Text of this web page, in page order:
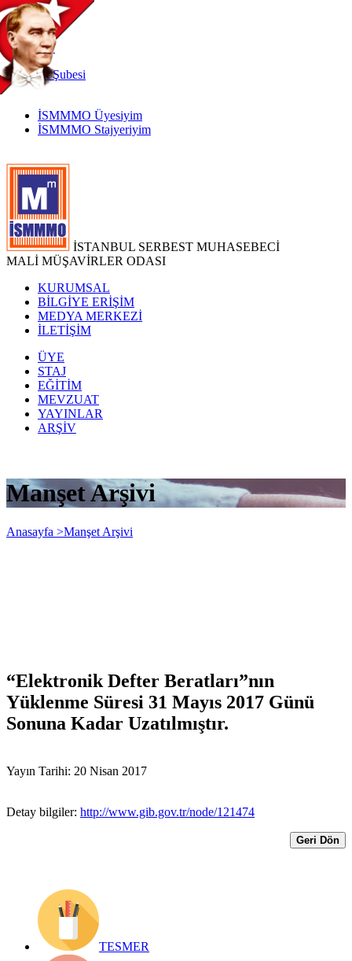
TR
|
EN
İnternetŞubesi
İSMMMO Üyesiyim
İSMMMO Stajyeriyim
İSTANBUL SERBEST MUHASEBECİ
MALİ MÜŞAVİRLER ODASI
KURUMSAL
BİLGİYE ERİŞİM
MEDYA MERKEZİ
İLETİŞİM
ÜYE
STAJ
EĞİTİM
MEVZUAT
YAYINLAR
ARŞİV
Manşet Arşivi
Anasayfa >Manşet Arşivi
“Elektronik Defter Beratları”nın
Yüklenme Süresi 31 Mayıs 2017 Günü
Sonuna Kadar Uzatılmıştır.
Yayın Tarihi: 20 Nisan 2017
Detay bilgiler: http://www.gib.gov.tr/node/121474
Geri Dön
TESMER